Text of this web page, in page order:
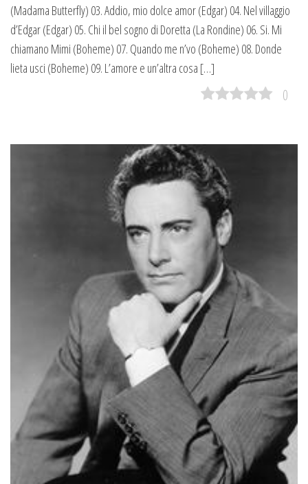
(Madama Butterfly) 03. Addio, mio dolce amor (Edgar) 04. Nel villaggio
d’Edgar (Edgar) 05. Chi il bel sogno di Doretta (La Rondine) 06. Si. Mi
chiamano Mimi (Boheme) 07. Quando me n’vo (Boheme) 08. Donde
lieta usci (Boheme) 09. L’amore e un’altra cosa […]
0